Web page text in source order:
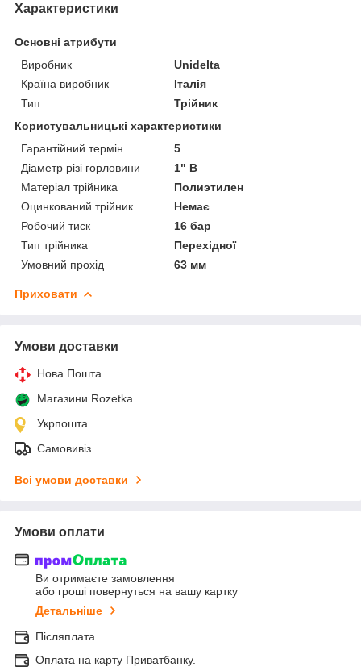
Характеристики
Основні атрибути
Виробник
Unidelta
Країна виробник
Італія
Тип
Трійник
Користувальницькі характеристики
Гарантійний термін
5
Діаметр різі горловини
1" В
Матеріал трійника
Полиэтилен
Оцинкований трійник
Немає
Робочий тиск
16 бар
Тип трійника
Перехідної
Умовний прохід
63 мм
Приховати
Умови доставки
Нова Пошта
Магазини Rozetka
Укрпошта
Самовивіз
Всі умови доставки
Умови оплати
Ви отримаєте замовлення
або гроші повернуться на вашу картку
Детальніше
Післяплата
Оплата на карту Приватбанку.